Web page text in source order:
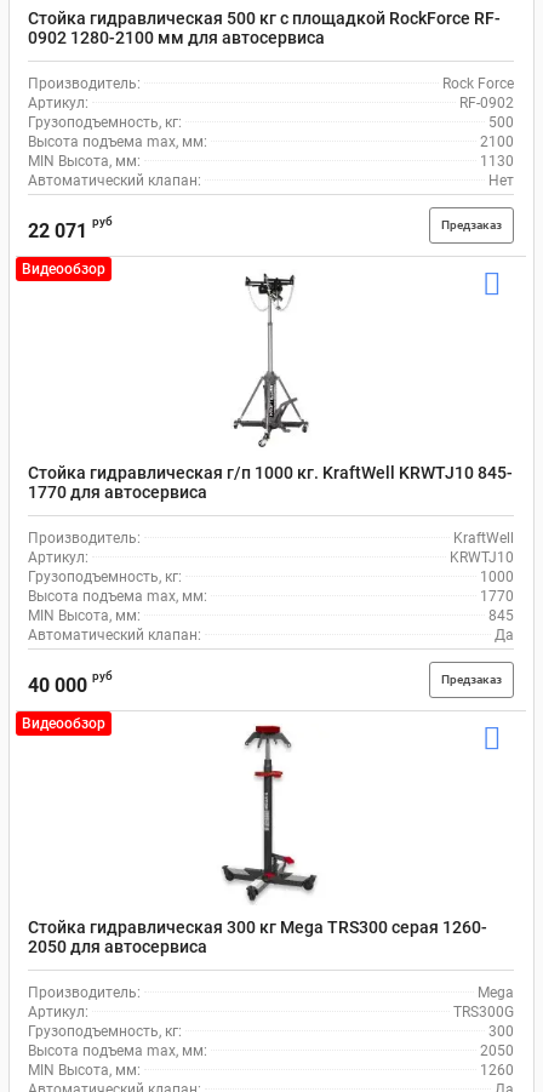
Стойка гидравлическая 500 кг с площадкой RockForce RF-
0902 1280-2100 мм для автосервиса
Производитель:
Rock Force
Артикул:
RF-0902
Грузоподъемность, кг:
500
Высота подъема max, мм:
2100
MIN Высота, мм:
1130
Автоматический клапан:
Нет
22 071 руб Предзаказ
Видеообзор
Стойка гидравлическая г/п 1000 кг. KraftWell KRWTJ10 845-
1770 для автосервиса
Производитель:
KraftWell
Артикул:
KRWTJ10
Грузоподъемность, кг:
1000
Высота подъема max, мм:
1770
MIN Высота, мм:
845
Автоматический клапан:
Да
40 000 руб Предзаказ
Видеообзор
Стойка гидравлическая 300 кг Mega TRS300 серая 1260-
2050 для автосервиса
Производитель:
Mega
Артикул:
TRS300G
Грузоподъемность, кг:
300
Высота подъема max, мм:
2050
MIN Высота, мм:
1260